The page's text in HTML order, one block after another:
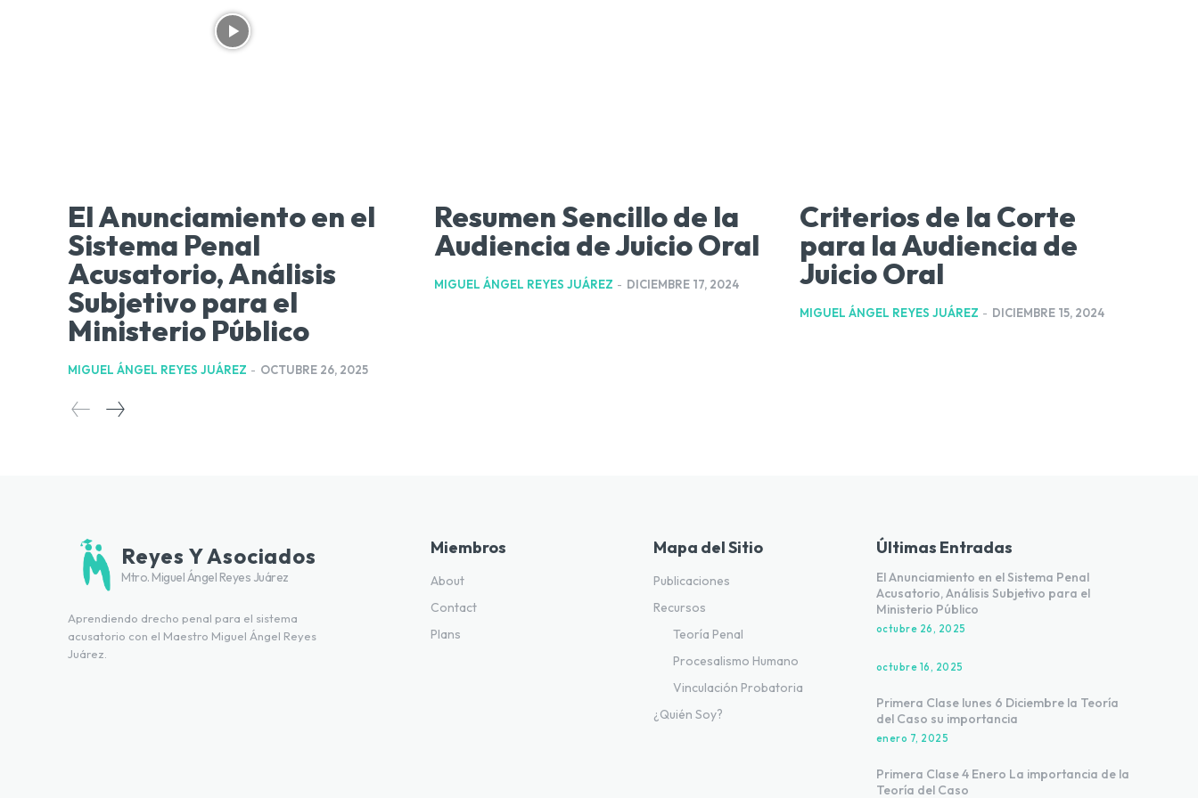
El Anunciamiento en el
Sistema Penal
Acusatorio, Análisis
Subjetivo para el
Ministerio Público
MIGUEL ÁNGEL REYES JUÁREZ - OCTUBRE 26, 2025
Resumen Sencillo de la
Audiencia de Juicio Oral
MIGUEL ÁNGEL REYES JUÁREZ - DICIEMBRE 17, 2024
Criterios de la Corte
para la Audiencia de
Juicio Oral
MIGUEL ÁNGEL REYES JUÁREZ - DICIEMBRE 15, 2024
Reyes Y Asociados
Mtro. Miguel Ángel Reyes Juárez
Aprendiendo drecho penal para el sistema
acusatorio con el Maestro Miguel Ángel Reyes
Juárez.
Miembros
About
Contact
Plans
Mapa del Sitio
Publicaciones
Recursos
Teoría Penal
Procesalismo Humano
Vinculación Probatoria
¿Quién Soy?
Últimas Entradas
El Anunciamiento en el Sistema Penal
Acusatorio, Análisis Subjetivo para el
Ministerio Público
octubre 26, 2025
octubre 16, 2025
Primera Clase lunes 6 Diciembre la Teoría
del Caso su importancia
enero 7, 2025
Primera Clase 4 Enero La importancia de la
Teoría del Caso